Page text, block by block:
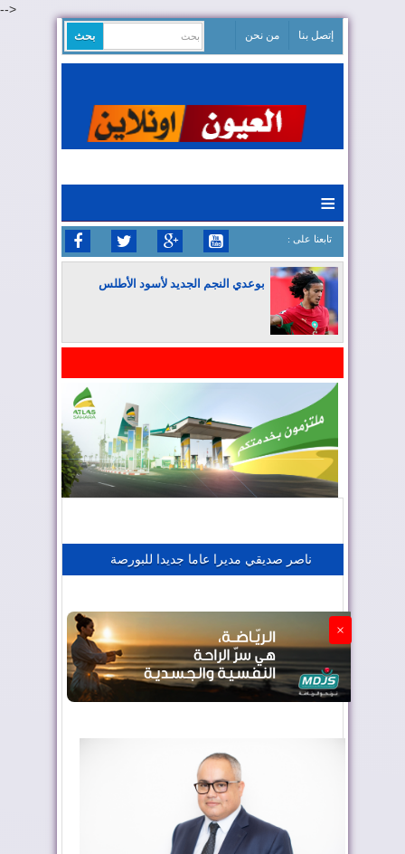
-->
إتصل بنا من نحن
≡
: تابعنا على
بوعدي النجم الجديد لأسود الأطلس
المغرب يعزز موقعه في صناعة الطيران
ناصر صديقي مديرا عاما جديدا للبورصة
×